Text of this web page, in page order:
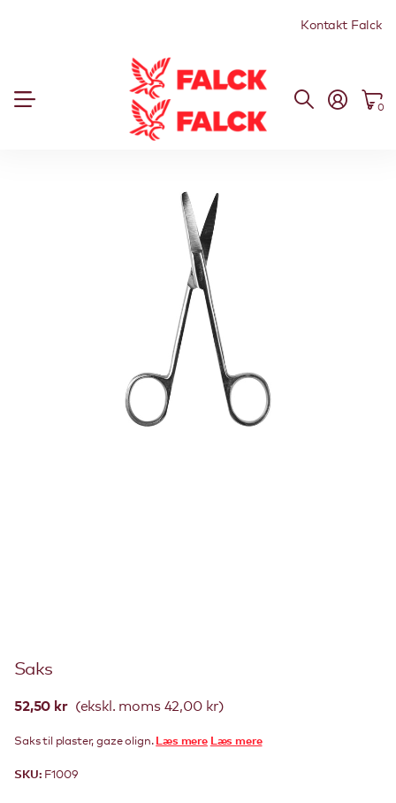
Kontakt Falck
0
Saks
52,50 kr (ekskl. moms 42,00 kr)
Saks til plaster, gaze olign.Læs mere Læs mere
SKU: F1009